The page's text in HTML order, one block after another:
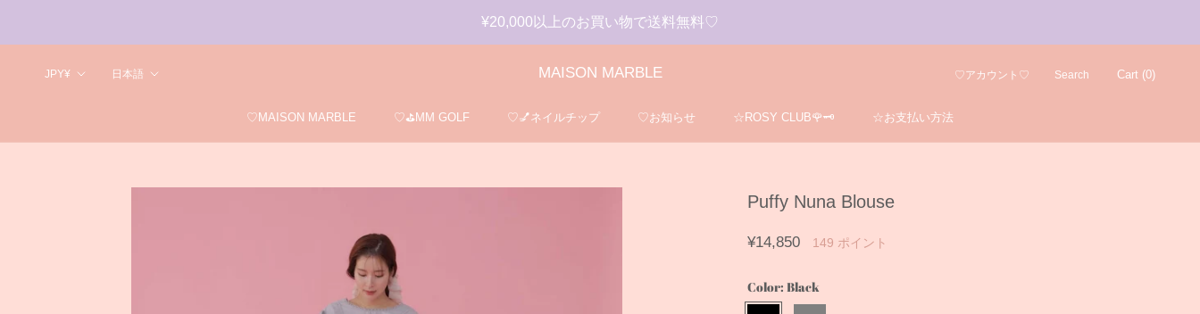
ッ
¥20,000以上のお買い物で送料無料♡
♡MAISON MARBLE
♡⛳️MM GOLF
♡💅ネイルチップ
♡お知らせ
☆ROSY CLUB🌹🗝️
☆お支払い方法
Currency
JPY¥ Language
日本語 MAISON MARBLE ♡アカウント♡ Search Cart (0)
Puffy Nuna Blouse
¥14,850 149 ポイント
Color: Black